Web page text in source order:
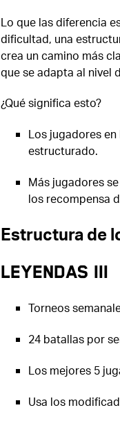
Lo que las diferencia
dificultad, una
crea un camino más
que se adapta al nivel
¿Qué significa esto?
Los jugadores
estructurado.
Más jugadores
los recompensa
Estructura de
Leyendas III
Torneos
24 batallas por
Los mejores 5
Usa los